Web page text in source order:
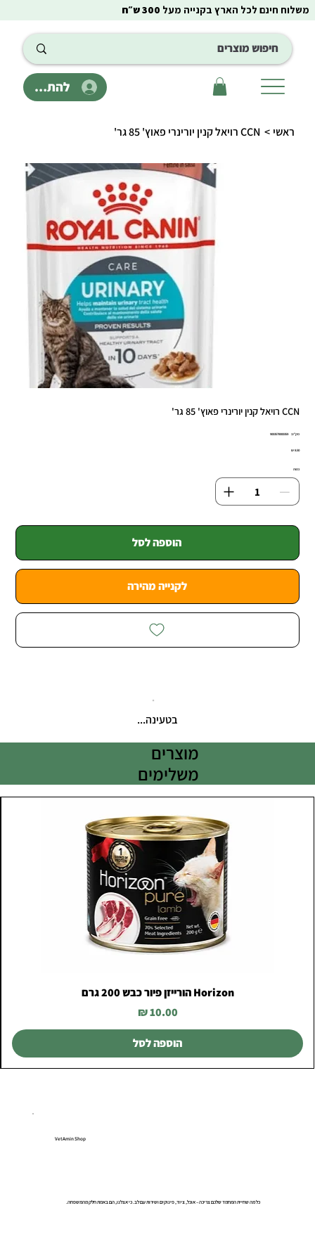
להתחבר
משלוח חינם לכל הארץ בקנייה מעל 300 ש״ח
ראשי > CCN רויאל קנין יורינרי פאוץ' 85‏ גר'
CCN רויאל קנין יורינרי פאוץ' 85‏ גר'
מק"ט:
מק"ט
9003579000359
מחיר
‏8.50 ‏₪
כמות
הוספה לסל
לקנייה מהירה
בטעינה...
מוצרים
משלימים
Horizon הורייזן פיור כבש 200 גרם
מחיר
הוספה לסל
VetAmin Shop
כל מה שחיית המחמד שלכם צריכה – אוכל, ציוד, פינוקים ושירות עם לב. כי אצלנו, הם באמת חלק מהמשפחה.